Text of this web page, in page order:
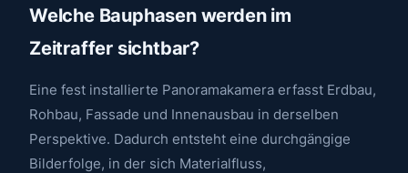
Welche Bauphasen werden im
Zeitraffer sichtbar?
Eine fest installierte Panoramakamera erfasst Erdbau,
Rohbau, Fassade und Innenausbau in derselben
Perspektive. Dadurch entsteht eine durchgängige
Bilderfolge, in der sich Materialfluss,